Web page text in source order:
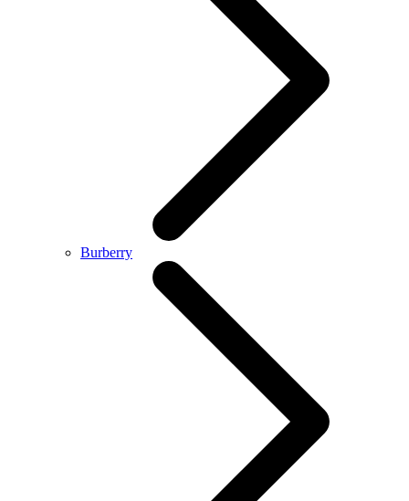
Burberry